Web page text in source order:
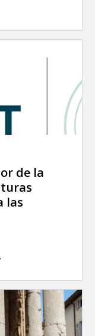
de la
las